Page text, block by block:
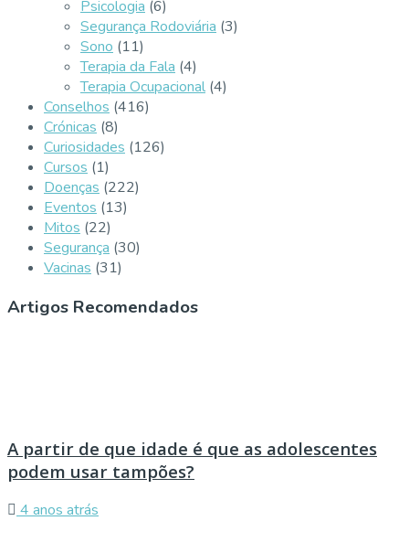
Psicologia (6)
Segurança Rodoviária (3)
Sono (11)
Terapia da Fala (4)
Terapia Ocupacional (4)
Conselhos (416)
Crónicas (8)
Curiosidades (126)
Cursos (1)
Doenças (222)
Eventos (13)
Mitos (22)
Segurança (30)
Vacinas (31)
Artigos Recomendados
A partir de que idade é que as adolescentes
podem usar tampões?
4 anos atrás